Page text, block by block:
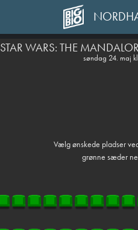
STAR WARS: THE
søndag 24. maj
Vælg ønskede pladser
grønne sæder
front05-temp